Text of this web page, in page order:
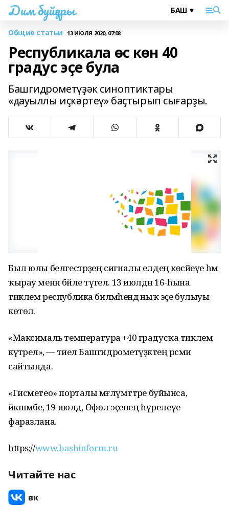
Дим буйҙары
Общие статьи 13 ИЮЛЯ 2020, 07:08
Республикала өс көн 40
градус эҫе була
Башгидрометүҙәк синоптиктары
«дауыллы иҫкәртеү» баҫтырып сығарҙы.
Был юлы белгестәрҙең сигналы елдең көсәйеүе һәм
ҡырау менән бәйле түгел. 13 июлдән 16-һына
тиклем республика биләмәһендә ныҡ эҫе булыуы
көтөлә.
«Максималь температура +40 градусҡа тиклем
күтәрелә», — тиелә Башгидрометүҙәктең рәсми
сайтында.
«Гисметео» порталы мәғлүмәттәре буйынса,
йәкшәмбе, 19 июлдә, Өфөлә эҫенең һүрелеүе
фаразлана.
https://www.bashinform.ru
Читайте нас